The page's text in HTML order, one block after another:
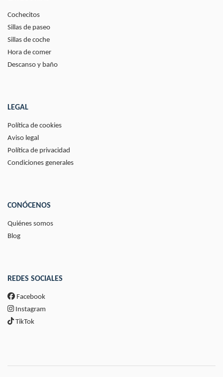
Cochecitos
Sillas de paseo
Sillas de coche
Hora de comer
Descanso y baño
LEGAL
Política de cookies
Aviso legal
Política de privacidad
Condiciones generales
CONÓCENOS
Quiénes somos
Blog
REDES SOCIALES
Facebook
Instagram
TikTok